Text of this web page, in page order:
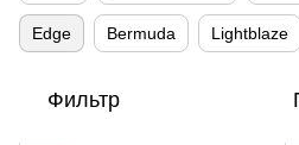
Edge Bermuda Lightblaze
Фильтр